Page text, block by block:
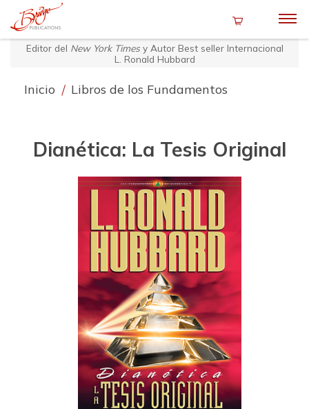
Editor del New York Timesy Autor Best seller Internacional
L. Ronald Hubbard
Inicio / Libros de los Fundamentos
Dianética: La Tesis Original